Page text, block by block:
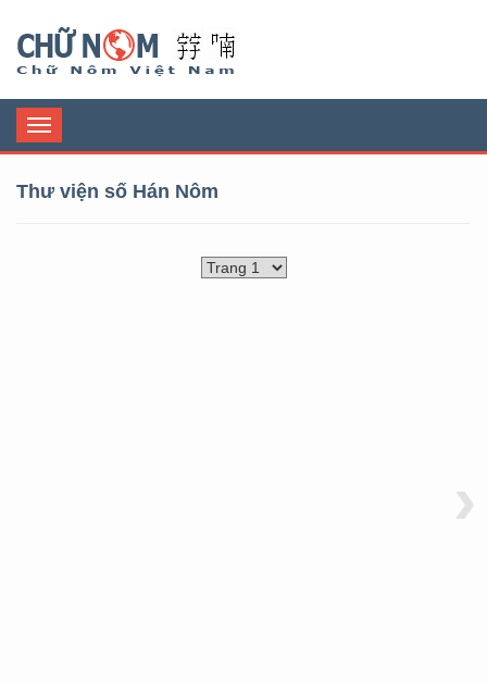
Toggle
navigation
Thư viện số Hán Nôm
›